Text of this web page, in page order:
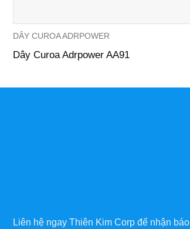
DÂY CUROA ADRPOWER
Dây Curoa Adrpower AA91
Liên hệ ngay Thiên Kim Corp để nhận báo